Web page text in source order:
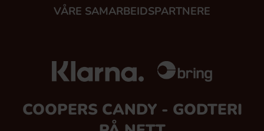
VÅRE SAMARBEIDSPARTNERE
COOPERS CANDY - GODTERI